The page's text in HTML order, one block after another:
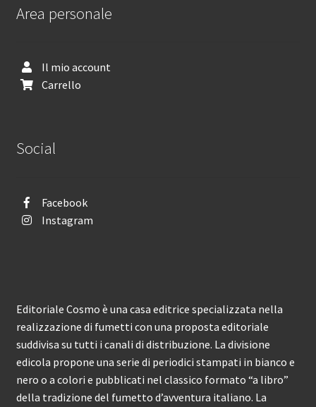
Area personale
Il mio account
Carrello
Social
Facebook
Instagram
Editoriale Cosmo è una casa editrice specializzata nella
realizzazione di fumetti con una proposta editoriale
suddivisa su tutti i canali di distribuzione. La divisione
edicola propone una serie di periodici stampati in bianco e
nero o a colori e pubblicati nel classico formato “a libro”
della tradizione del fumetto d’avventura italiano. La